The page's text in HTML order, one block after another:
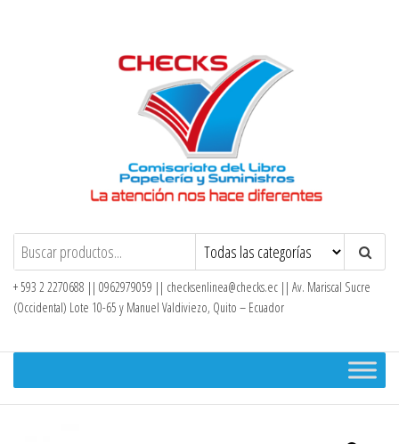
Checks – Tienda en Línea
+ 593 2 2270688 || 0962979059 || checksenlinea@checks.ec || Av. Mariscal Sucre
(Occidental) Lote 10-65 y Manuel Valdiviezo, Quito – Ecuador